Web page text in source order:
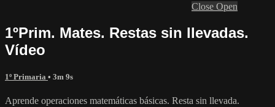
Close Open
1ºPrim. Mates. Restas sin llevadas.
Vídeo
1º Primaria • 3m 9s
Aprende operaciones matemáticas básicas. Resta sin llevada.